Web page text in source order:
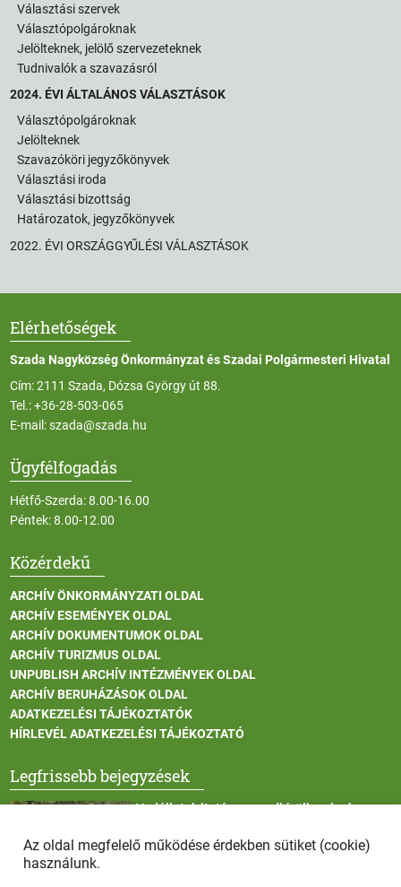
Választási szervek
Választópolgároknak
Jelölteknek, jelölő szervezeteknek
Tudnivalók a szavazásról
2024. ÉVI ÁLTALÁNOS VÁLASZTÁSOK
Választópolgároknak
Jelölteknek
Szavazóköri jegyzőkönyvek
Választási iroda
Választási bizottság
Határozatok, jegyzőkönyvek
2022. ÉVI ORSZÁGGYŰLÉSI VÁLASZTÁSOK
Elérhetőségek
Szada Nagyközség Önkormányzat és Szadai Polgármesteri Hivatal
Cím: 2111 Szada, Dózsa György út 88.
Tel.:+36-28-503-065
E-mail:szada@szada.hu
Ügyfélfogadás
Hétfő-Szerda: 8.00-16.00
Péntek: 8.00-12.00
Közérdekű
ARCHÍV ÖNKORMÁNYZATI OLDAL
ARCHÍV ESEMÉNYEK OLDAL
ARCHÍV DOKUMENTUMOK OLDAL
ARCHÍV TURIZMUS OLDAL
UNPUBLISH ARCHÍV INTÉZMÉNYEK OLDAL
ARCHÍV BERUHÁZÁSOK OLDAL
ADATKEZELÉSI TÁJÉKOZTATÓK
HÍRLEVÉL ADATKEZELÉSI TÁJÉKOZTATÓ
Legfrissebb bejegyzések
Vadállatok itatása a rendkívüli melegben
Az oldal megfelelő működése érdekben sütiket (cookie)
használunk.